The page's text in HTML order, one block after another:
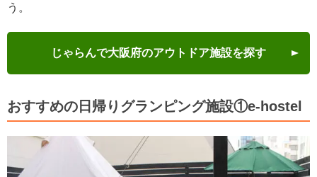
う。
じゃらんで大阪府のアウトドア施設を探す
おすすめの日帰りグランピング施設①e-hostel